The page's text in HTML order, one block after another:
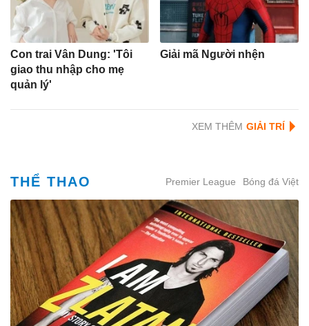
Con trai Vân Dung: 'Tôi
giao thu nhập cho mẹ
quản lý'
Giải mã Người nhện
XEM THÊM
THỂ THAO Premier League Bóng đá Việt